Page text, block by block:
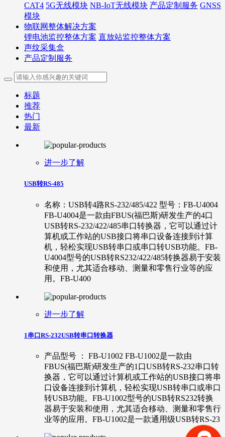
CAT4 5G无线模块 NB-IoT无线模块 产品定制服务 GNSS
模块
物联网整体解决方案
锂电池监控整体方案 直放站监控整体方案
声纹采集盒
产品定制服务
标题
推荐
热门
最新
进一步了解
USB转RS-485
名称：USB转4路RS-232/485/422 型号：FB-U4004
FB-U4004是一款由FBUS(福巴斯)研发生产的4口
USB转RS-232/422/485串口转换器，它可以通过计
算机或工作站的USB接口将串口设备连接到计算
机，轻松实现USB转串口或串口转USB功能。FB-
U4004型号的USB转RS232/422/485转换器易于安装
和使用，尤其适合移动、测量和零售行业等的应
用。FB-U400
进一步了解
1串口RS-232USB转串口转换器
产品型号 ： FB-U1002 FB-U1002是一款由
FBUS(福巴斯)研发生产的1口USB转RS-232串口转
换器，它可以通过计算机或工作站的USB接口将串
口设备连接到计算机，轻松实现USB转串口或串口
转USB功能。FB-U1002型号的USB转RS232转换
器易于安装和使用，尤其适合移动、测量和零售行
业等的应用。FB-U1002是一款通用级USB转RS-23